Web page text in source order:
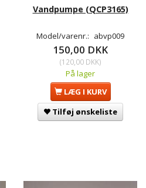
Vandpumpe (QCP3165)
Model/varenr.: abvp009
150,00 DKK
(120,00 DKK)
På lager
LÆG I KURV
Tilføj ønskeliste